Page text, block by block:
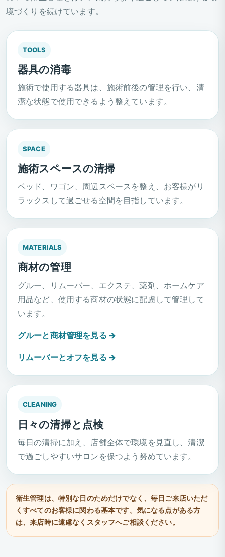
境づくりを続けています。
TOOLS
器具の消毒
施術で使用する器具は、施術前後の管理を行い、清
潔な状態で使用できるよう整えています。
SPACE
施術スペースの清掃
ベッド、ワゴン、周辺スペースを整え、お客様がリ
ラックスして過ごせる空間を目指しています。
MATERIALS
商材の管理
グルー、リムーバー、エクステ、薬剤、ホームケア
用品など、使用する商材の状態に配慮して管理して
います。
グルーと商材管理を見る →
リムーバーとオフを見る →
CLEANING
日々の清掃と点検
毎日の清掃に加え、店舗全体で環境を見直し、清潔
で過ごしやすいサロンを保つよう努めています。
衛生管理は、特別な日のためだけでなく、毎日ご来店いただ
くすべてのお客様に関わる基本です。気になる点がある方
は、来店時に遠慮なくスタッフへご相談ください。